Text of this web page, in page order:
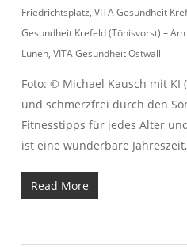
Friedrichtsplatz, VITA Gesundheit
Gesundheit Krefeld (Tönisvorst) –
Lünen, VITA Gesundheit Ostwall
Foto: © Michael Kausch mit KI
und schmerzfrei durch den
Fitnesstipps für jedes Alter
ist eine wunderbare
Read More